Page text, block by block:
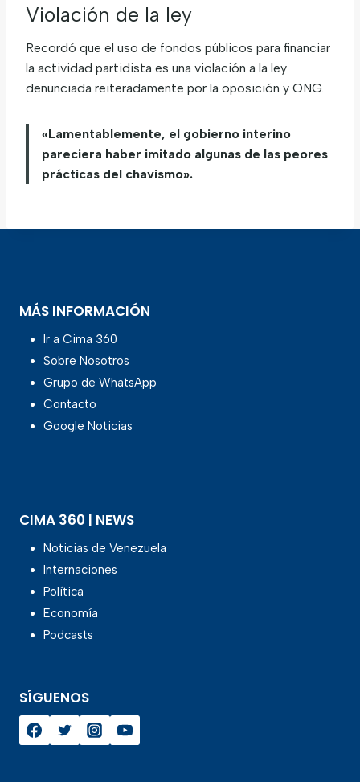
Violación de la ley
Recordó que el uso de fondos públicos para financiar
la actividad partidista es una violación a la ley
denunciada reiteradamente por la oposición y ONG.
«Lamentablemente, el gobierno interino
pareciera haber imitado algunas de las peores
prácticas del chavismo».
MÁS INFORMACIÓN
Ir a Cima 360
Sobre Nosotros
Grupo de WhatsApp
Contacto
Google Noticias
CIMA 360 | NEWS
Noticias de Venezuela
Internaciones
Política
Economía
Podcasts
SÍGUENOS